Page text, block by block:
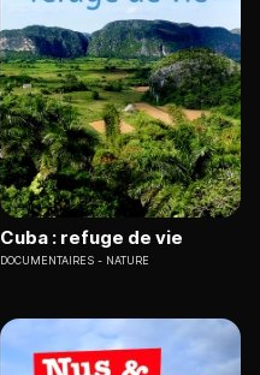
Cuba : refuge de vie
DOCUMENTAIRES NATURE